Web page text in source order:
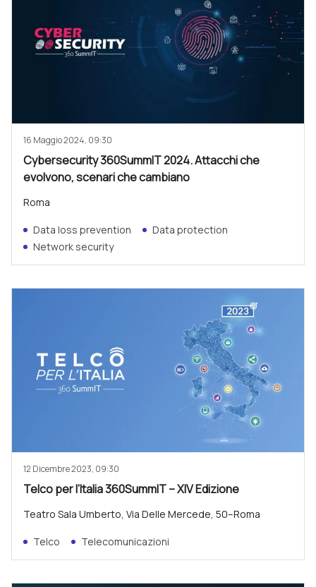
16 Maggio 2024, 09:30
Cybersecurity 360SummIT 2024. Attacchi che
evolvono, scenari che cambiano
Roma
Data loss prevention
Data protection
Network security
12 Dicembre 2023, 09:30
Telco per l’Italia 360SummIT – XIV Edizione
Teatro Sala Umberto, Via Delle Mercede, 50–Roma
Telco Telecomunicazioni